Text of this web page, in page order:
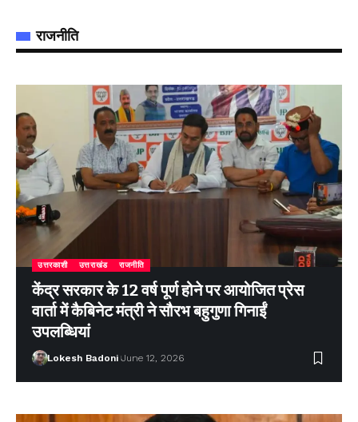
राजनीति
उत्तरकाशी उत्तराखंड राजनीति
केंद्र सरकार के 12 वर्ष पूर्ण होने पर आयोजित प्रेस
वार्ता में कैबिनेट मंत्री ने सौरभ बहुगुणा गिनाईं
उपलब्धियां
Lokesh Badoni June 12, 2026